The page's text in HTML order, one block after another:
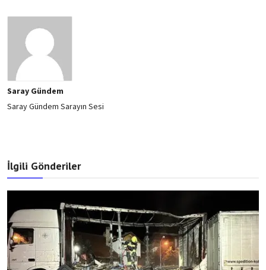
Saray Gündem
Saray Gündem Sarayın Sesi
İlgili Gönderiler